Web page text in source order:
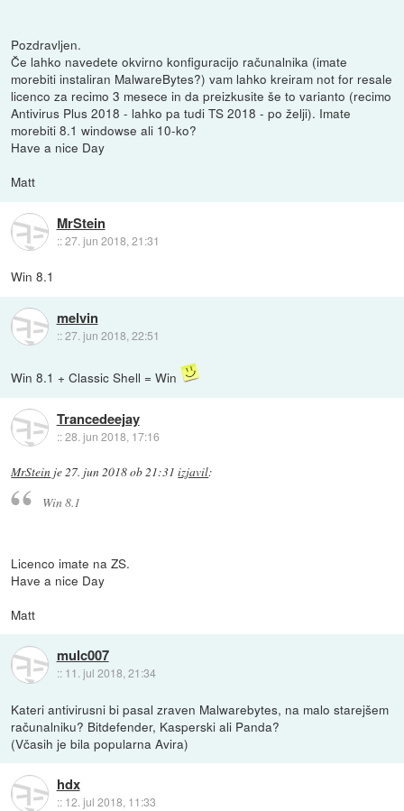
Pozdravljen.
Če lahko navedete okvirno konfiguracijo računalnika (imate
morebiti instaliran MalwareBytes?) vam lahko kreiram not for resale
licenco za recimo 3 mesece in da preizkusite še to varianto (recimo
Antivirus Plus 2018 - lahko pa tudi TS 2018 - po želji). Imate
morebiti 8.1 windowse ali 10-ko?
Have a nice Day
Matt
MrStein
::27. jun 2018, 21:31
Win 8.1
melvin
::27. jun 2018, 22:51
Win 8.1 + Classic Shell = Win
Trancedeejay
::28. jun 2018, 17:16
MrStein je27. jun 2018 ob 21:31 izjavil:
Win 8.1
Licenco imate na ZS.
Have a nice Day
Matt
mulc007
:: 11. jul 2018, 21:34
Kateri antivirusni bi pasal zraven Malwarebytes, na malo starejšem
računalniku? Bitdefender, Kasperski ali Panda?
(Včasih je bila popularna Avira)
hdx
:: 12. jul 2018, 11:33